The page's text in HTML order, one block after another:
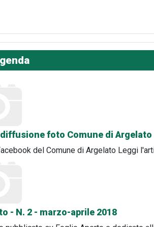
diffusione foto Comune di
del Comune di Argelato Leggi
- N. 2 - marzo-aprile 2018